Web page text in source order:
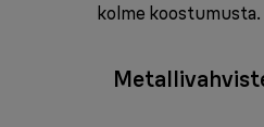
kolme koostumusta.